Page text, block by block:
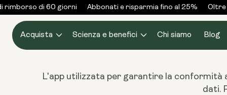
Vai al
contenuto
rimborso di 60 giorni Abbonati e risparmia fino al 25% Oltre
Acquista Scienza e benefici Chi siamo Blog
L'app utilizzata per garantire la conformità
dati.